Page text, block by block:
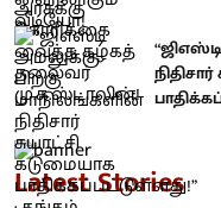
Latest Stories